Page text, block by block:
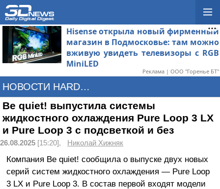
Hisense открыла новый фирменный
магазин в Подмосковье: там можно
вживую увидеть телевизоры с RGB
MiniLED
Реклама | ООО "Горенье БТ"
НОВОСТИ HARDWARE
Be quiet! выпустила системы
жидкостного охлаждения Pure Loop 3 LX
и Pure Loop 3 с подсветкой и без
26.08.2025 [15:20], Николай Хижняк
Компания Be quiet! сообщила о выпуске двух новых
серий систем жидкостного охлаждения — Pure Loop
3 LX и Pure Loop 3. В состав первой входят модели